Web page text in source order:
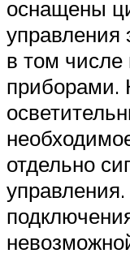
оснащены
управления
в том
приборами.
отдельно